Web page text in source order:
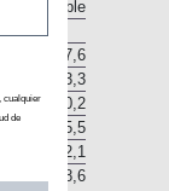
cualquier
de
disponible
7,6
13,3
20,2
25,5
32,1
8,6